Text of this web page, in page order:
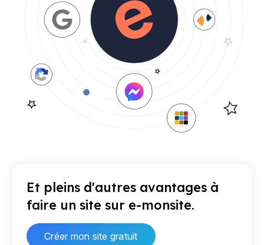
Et pleins d'autres avantages à
faire un site sur e-monsite.
Créer mon site gratuit